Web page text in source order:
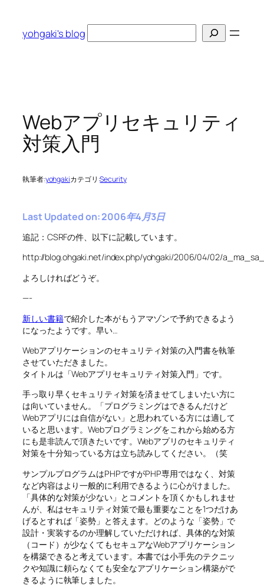
yohgaki's blog
索
Webアプリセキュリティ
対策入門
執筆者:yohgakiカテゴリ:Security
Last Updated on: 2006年4月3日
追記：CSRFの件、以下に記載しています。
http://blog.ohgaki.net/index.php/yohgaki/2006/04/02/
よろしければどうぞ。
—-
新しい書籍で紹介した本がもうアマゾンで予約できるよう
になったようです。早い…
Webアプリケーションのセキュリティ対策の入門書を執筆
させていただきました。
タイトルは「Webアプリセキュリティ対策入門」です。
手っ取り早くセキュリティ対策を済ませてしまいたい方に
は向いていません。「プログラミングはできるんだけど
Webアプリには自信がない」と思われている方には適して
いると思います。Webプログラミングをこれから始める方
にも是非読んで頂きたいです。Webアプリのセキュリティ
対策を十分知っている方は立ち読みしてください。（笑
サンプルプログラムはPHPですがPHP専用ではなく、対策
など内容はより一般的に利用できるように心がけました。
「具体的な対策が少ない」とコメントを頂くかもしれませ
んが、私はセキュリティ対策で最も重要なことを1つだけあ
げるとすれば「姿勢」と答えます。どのような「姿勢」で
設計・実装するのか理解していただければ、具体的な対策
（コード）が少なくてもセキュアなWebアプリケーション
を構築できると考えています。本書では小手先のテクニッ
クや知識に頼らなくても安全なアプリケーション構築がで
きるように執筆しました。